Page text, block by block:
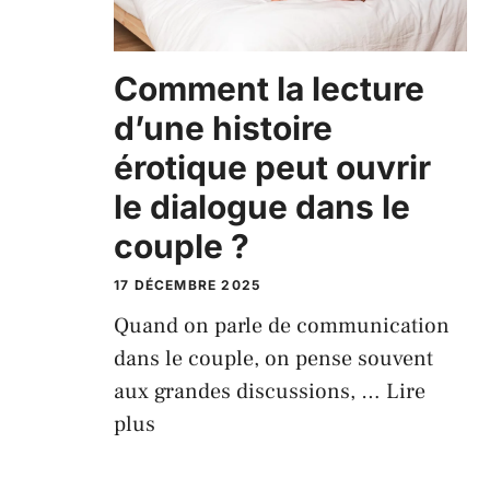
Comment la‌ lecture
d’une histoire‌
érotique peut‌ ouvrir
le dia⁠logue dans le
coup‍l‌e ?
17 DÉCEMBRE 2025
Quand on pa⁠rle de comm⁠unic⁠ation
dans le couple, on pense souven​t‌
aux‌ grandes discus​s​ions,‌ … Lire
plus